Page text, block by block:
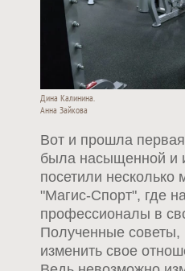
Дина Калинина.
Анна Зайкова
Вот и прошла
была насыщенной и
посетили несколько
"Магис-Спорт", где
профессионалы в
Полученные советы,
изменить свое